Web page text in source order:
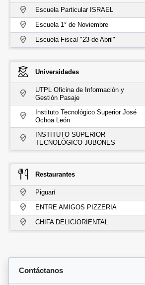
Escuela Particular ISRAEL
Escuela 1° de Noviembre
Escuela Fiscal "23 de Abril"
Universidades
UTPL Oficina de Información y
Gestión Pasaje
Instituto Tecnológico Superior José
Ochoa León
INSTITUTO SUPERIOR
TECNOLÓGICO JUBONES
Restaurantes
Piguarí
ENTRE AMIGOS PIZZERIA
CHIFA DELICIORIENTAL
Contáctanos